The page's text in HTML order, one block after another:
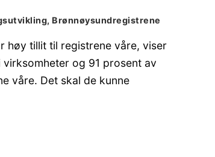
Brønnøysundregistrene
høy tillit til registrene våre, viser
og 91 prosent av
våre. Det skal de kunne